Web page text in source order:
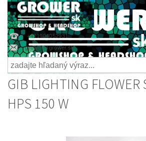
+421904052931
grower@grower.sk
GIB LIGHTING FLOWER
HPS 150 W